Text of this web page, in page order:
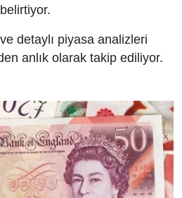
ve detaylı piyasa analizleri
anlık olarak takip ediliyor.